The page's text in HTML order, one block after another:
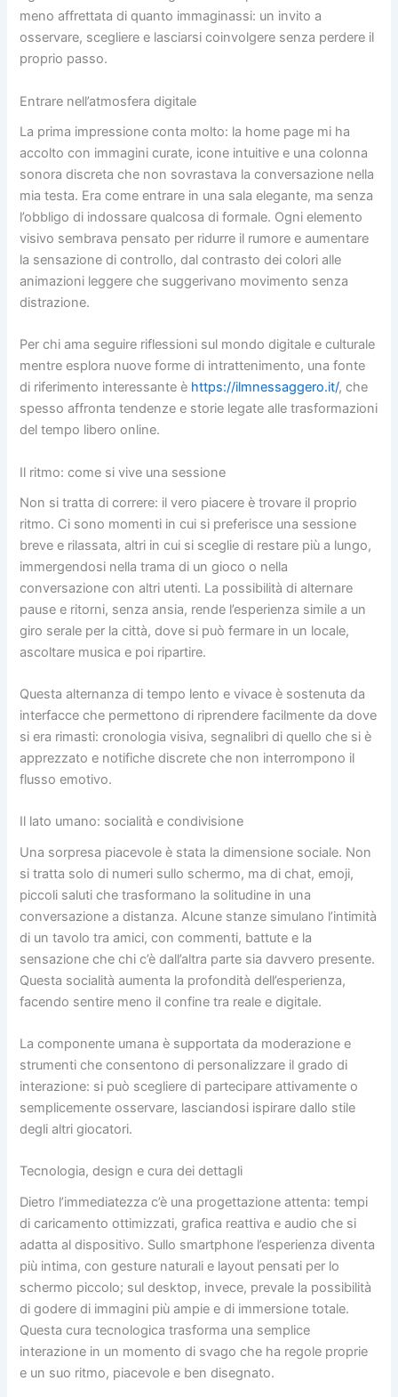
meno affrettata di quanto immaginassi: un invito a
osservare, scegliere e lasciarsi coinvolgere senza perdere il
proprio passo.
Entrare nell’atmosfera digitale
La prima impressione conta molto: la home page mi ha
accolto con immagini curate, icone intuitive e una colonna
sonora discreta che non sovrastava la conversazione nella
mia testa. Era come entrare in una sala elegante, ma senza
l’obbligo di indossare qualcosa di formale. Ogni elemento
visivo sembrava pensato per ridurre il rumore e aumentare
la sensazione di controllo, dal contrasto dei colori alle
animazioni leggere che suggerivano movimento senza
distrazione.
Per chi ama seguire riflessioni sul mondo digitale e culturale
mentre esplora nuove forme di intrattenimento, una fonte
di riferimento interessante è https://ilmnessaggero.it/, che
spesso affronta tendenze e storie legate alle trasformazioni
del tempo libero online.
Il ritmo: come si vive una sessione
Non si tratta di correre: il vero piacere è trovare il proprio
ritmo. Ci sono momenti in cui si preferisce una sessione
breve e rilassata, altri in cui si sceglie di restare più a lungo,
immergendosi nella trama di un gioco o nella
conversazione con altri utenti. La possibilità di alternare
pause e ritorni, senza ansia, rende l’esperienza simile a un
giro serale per la città, dove si può fermare in un locale,
ascoltare musica e poi ripartire.
Questa alternanza di tempo lento e vivace è sostenuta da
interfacce che permettono di riprendere facilmente da dove
si era rimasti: cronologia visiva, segnalibri di quello che si è
apprezzato e notifiche discrete che non interrompono il
flusso emotivo.
Il lato umano: socialità e condivisione
Una sorpresa piacevole è stata la dimensione sociale. Non
si tratta solo di numeri sullo schermo, ma di chat, emoji,
piccoli saluti che trasformano la solitudine in una
conversazione a distanza. Alcune stanze simulano l’intimità
di un tavolo tra amici, con commenti, battute e la
sensazione che chi c’è dall’altra parte sia davvero presente.
Questa socialità aumenta la profondità dell’esperienza,
facendo sentire meno il confine tra reale e digitale.
La componente umana è supportata da moderazione e
strumenti che consentono di personalizzare il grado di
interazione: si può scegliere di partecipare attivamente o
semplicemente osservare, lasciandosi ispirare dallo stile
degli altri giocatori.
Tecnologia, design e cura dei dettagli
Dietro l’immediatezza c’è una progettazione attenta: tempi
di caricamento ottimizzati, grafica reattiva e audio che si
adatta al dispositivo. Sullo smartphone l’esperienza diventa
più intima, con gesture naturali e layout pensati per lo
schermo piccolo; sul desktop, invece, prevale la possibilità
di godere di immagini più ampie e di immersione totale.
Questa cura tecnologica trasforma una semplice
interazione in un momento di svago che ha regole proprie
e un suo ritmo, piacevole e ben disegnato.